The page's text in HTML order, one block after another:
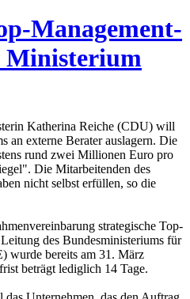
Management-
Ministerium
Katherina Reiche (CDU) will
an externe Berater auslagern. Die
rund zwei Millionen Euro pro
Die Mitarbeitenden des
nicht selbst erfüllen, so die
strategische Top-
des Bundesministeriums für
wurde bereits am 31. März
beträgt lediglich 14 Tage.